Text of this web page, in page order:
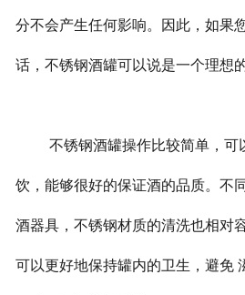
分不会产生任何影响。因此，如果
话，不锈钢酒罐可以说是一个理想
不锈钢酒罐操作比较简单，可
饮，能够很好的保证酒的品质。不
酒器具，不锈钢材质的清洗也相对
可以更好地保持罐内的卫生，避免